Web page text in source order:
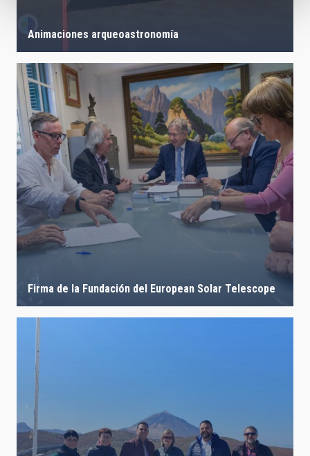
Animaciones arqueoastronomía
Firma de la Fundación del European Solar Telescope